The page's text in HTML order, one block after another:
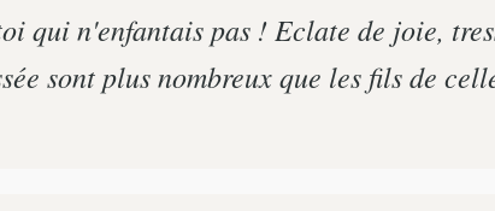
qui n'enfantais pas ! Eclate de joie,
sont plus nombreux que les fils de